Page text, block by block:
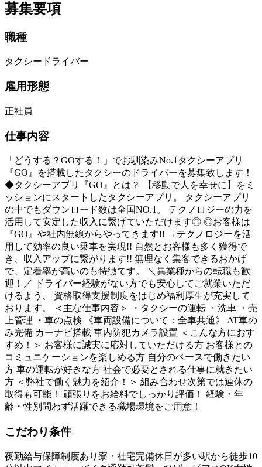
募集要項
職種
タクシードライバー
雇用形態
正社員
仕事内容
「どうする？GOする！」でお馴染みNo.1タクシーアプリ
『GO』を搭載したタクシーのドライバーを募集致します！
◆タクシーアプリ『GO』とは？ 【移動で人を幸せに】をミ
ッションにスタートしたタクシーアプリ。 タクシーアプリ
の中でもダウンロード数は全国NO.1。 テクノロジーの力を
活用して安定した収入に繋げていただけます◎ ◎お客様は
『GO』や社内無線からやってきます!! →テクノロジーを活
用して効率の良い乗車を実現!! 自然とお客様も多く獲得で
き、収入アップに繋がります!! 無理なく集客できるおかげ
で、定着率が高いのも特徴です。 ＼異業種からの転職も歓
迎！／ ドライバー経験がない方でも安心してご就業いただ
けるよう、 資格取得支援制度をはじめ福利厚生が充実して
おります。 ＜主な仕事内容＞ ・タクシーの運転 ・洗車 ・売
上管理 ・車の点検 《車両設備について：全車共通》 AT車の
み完備 カーナビ搭載 車内防犯カメラ設置 ＜こんな方におす
すめ！＞ お客様に誠実に応対していただける方 お客様との
コミュニケーションを楽しめる方 自分のペースで働きたい
方 車の運転が好きな方 社会で必要とされる仕事に就きたい
方 ＜弊社で働く魅力を紹介！＞ 組み合わせ次第では連休の
取得も可能！ 頑張りをお給料でしっかり評価！ 経験・年
齢・性別問わず活躍できる職場環境をご用意！
こだわり条件
夜勤給与保障制度あり 寮・社宅完備休日が多い駅から徒歩10